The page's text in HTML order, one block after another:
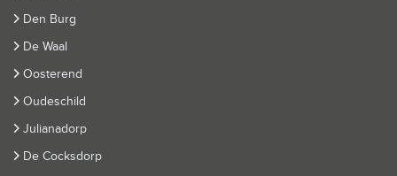
Den Burg
De Waal
Oosterend
Oudeschild
Julianadorp
De Cocksdorp